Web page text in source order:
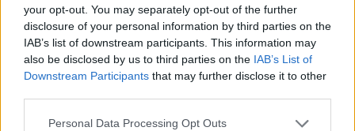
your opt-out. You may separately opt-out of the further
disclosure of your personal information by third parties on the
IAB’s list of downstream participants. This information may
also be disclosed by us to third parties on the IAB’s List of
Downstream Participants that may further disclose it to other
Personal Data Processing Opt Outs
Szerzői jogok
Adatvédelmi tájékoztató
Cookie-kezelési tájékoztató
Hozzászólási szabályzat
Nyomtatott lapjaink archívuma
Székely Hírmondó archívuma